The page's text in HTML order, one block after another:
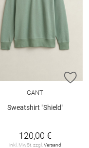
HINZUFÜGEN
GANT
Sweatshirt "Shield"
120,00 €
inkl. MwSt. zzgl. Versand